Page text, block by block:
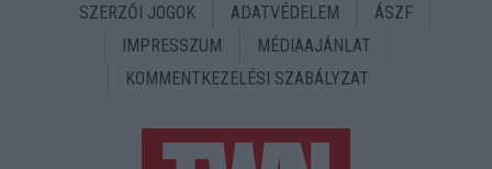
SZERZŐI JOGOK ADATVÉDELEM
ÁSZF
IMPRESSZUM
MÉDIAAJÁNLAT
KOMMENTKEZELÉSI SZABÁLYZAT